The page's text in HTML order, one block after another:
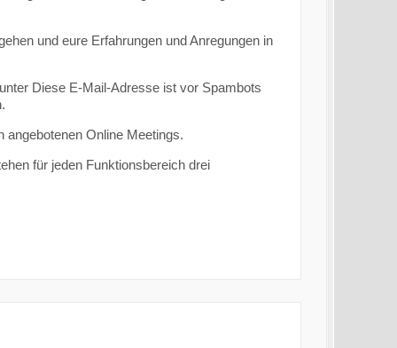
und eure Erfahrungen und Anregungen in
Diese E-Mail-Adresse ist vor Spambots
angebotenen Online Meetings.
für jeden Funktionsbereich drei